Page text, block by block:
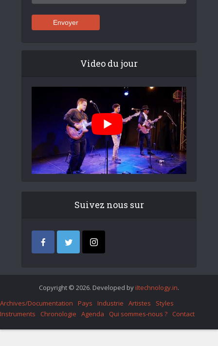
Video du jour
Suivez nous sur
Copyright © 2026. Developed by iItechnology.in.
Archives/Documentation
Pays Industrie Artistes
Styles
Instruments
Chronologie Agenda Qui sommes-nous ? Contact